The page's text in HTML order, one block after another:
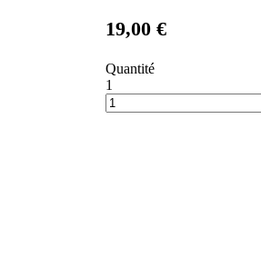
19,00 €
Quantité
1